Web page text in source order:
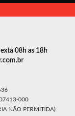
08h as 18h
000
NÃO PERMITIDA)